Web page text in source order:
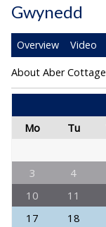
Gwynedd
Overview Video
About Aber Cottage
Mo
Tu
3
4
10
11
17
18